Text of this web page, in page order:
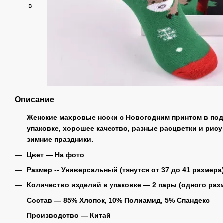
Описание
Женские махровые носки с Новогодним принтом в
упаковке, хорошее качество, разные расцветки и
зимние праздники.
Цвет ― На фото
Размер -- Универсальный (тянутся от 37 до 41
Количество изделий в упаковке ― 2 пары (одного
Состав ― 85% Хлопок, 10% Полиамид, 5% Спандекс
Производство ― Китай